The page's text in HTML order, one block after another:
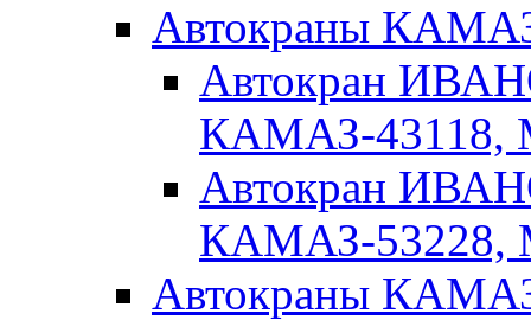
Автокраны
Автокран
КАМАЗ-43118,
Автокран
КАМАЗ-53228,
Автокраны